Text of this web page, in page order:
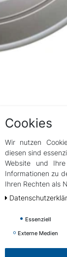
darüber hinaus
und
stehen bei uns
Cookies
Wir nutzen
diesen sind
Website und
Informationen zu
Ihren Rechten als
Essenziell
Externe Medien